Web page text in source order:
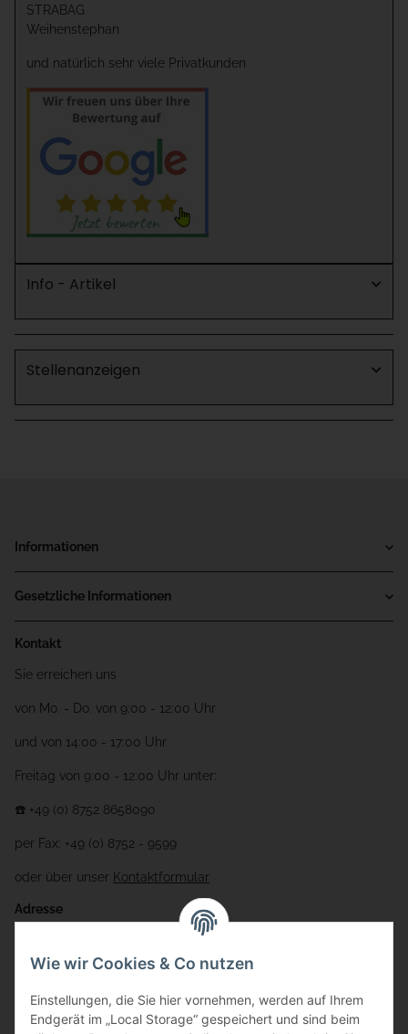
STRABAG
Weihenstephan
und natürlich sehr viele Privatkunden
Info - Artikel
Stellenanzeigen
Informationen
Gesetzliche Informationen
Kontakt
Sie erreichen uns
von Mo. - Do. von 9:00 - 12:00 Uhr
und von 14:00 - 17:00 Uhr
Freitag von 9:00 - 12:00 Uhr unter:
☎️ +49 (0) 8752 8658090
per Fax: +49 (0) 8752 - 9599
oder über unser Kontaktformular
Adresse
Gewerbering 17
84072 Au i.d. Hallertau
Wie wir Cookies & Co nutzen
Einstellungen, die Sie hier vornehmen, werden auf Ihrem
Endgerät im „Local Storage“ gespeichert und sind beim